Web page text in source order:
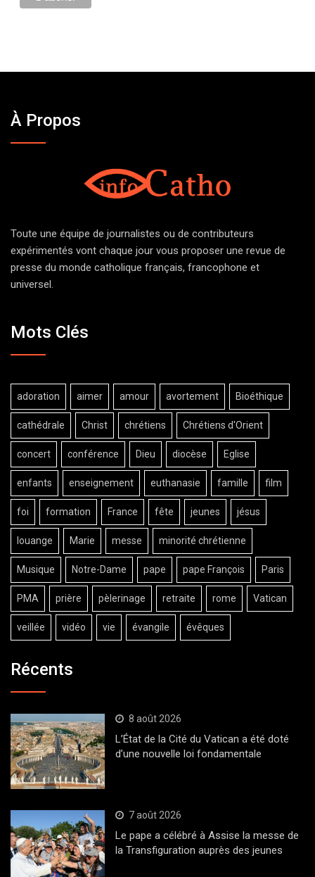
À Propos
Toute une équipe de journalistes ou de contributeurs
expérimentés vont chaque jour vous proposer une revue de
presse du monde catholique français, francophone et
universel.
Mots Clés
adoration aimer amour avortement Bioéthique
cathédrale Christ chrétiens Chrétiens d'Orient
concert conférence Dieu diocèse Eglise
enfants enseignement euthanasie famille film
foi formation France fête jeunes jésus
louange Marie messe minorité chrétienne
Musique Notre-Dame pape pape François Paris
PMA prière pèlerinage retraite rome Vatican
veillée vidéo vie évangile évêques
Récents
8 août 2026
L’État de la Cité du Vatican a été doté
d’une nouvelle loi fondamentale
7 août 2026
Le pape a célébré à Assise la messe de
la Transfiguration auprès des jeunes